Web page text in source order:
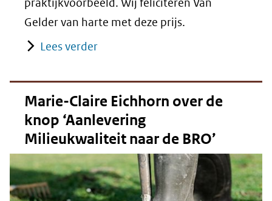
Gelder van harte met deze prijs.
Lees verder
Marie-Claire Eichhorn over de
knop ‘Aanlevering
Milieukwaliteit naar de BRO’